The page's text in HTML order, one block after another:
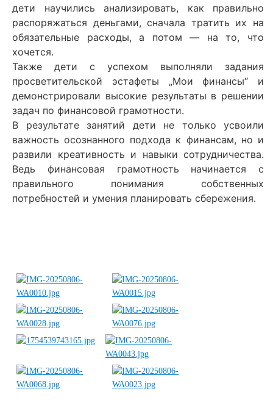
дети научились анализировать, как правильно
распоряжаться деньгами, сначала тратить их на
обязательные расходы, а потом — на то, что
хочется.
Также дети с успехом выполняли задания
просветительской эстафеты „Мои финансы“ и
демонстрировали высокие результаты в решении
задач по финансовой грамотности.
В результате занятий дети не только усвоили
важность осознанного подхода к финансам, но и
развили креативность и навыки сотрудничества.
Ведь финансовая грамотность начинается с
правильного понимания собственных
потребностей и умения планировать сбережения.